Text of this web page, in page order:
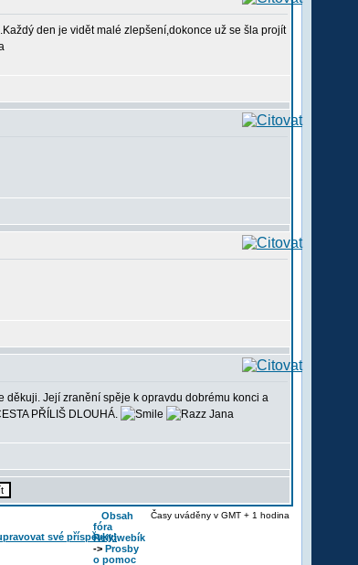
den je vidět malé zlepšení,dokonce už se šla projít
děkuji. Její zranění spěje k opravdu dobrému konci a
PŘÍLIŠ DLOUHÁ.
Jana
Obsah
fóra
Reikiwebík
-> Prosby
o pomoc
Časy uváděny v GMT + 1 hodina